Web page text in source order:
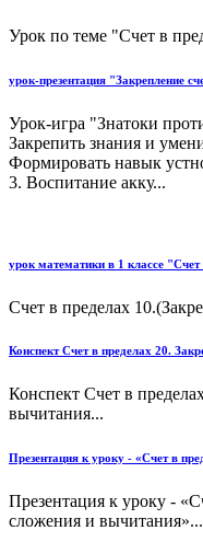
Урок по теме "Счет в
урок-презентация "Закрепление
Урок-игра "Знатоки
Закрепить знания и
Формировать навык
3. Воспитание акку...
урок математики в 1 классе
Счет в пределах
Конспект Счет в пределах 20.
Конспект Счет в
вычитания...
Презентация к уроку - «Счет в
Презентация к уроку -
сложения и вычитания»...